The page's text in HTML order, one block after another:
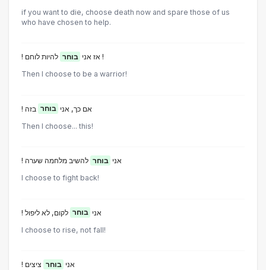
if you want to die, choose death now and spare those of us
who have chosen to help.
! אז אני בוחר
להיות לוחם !
Then I choose to be a warrior!
! אם כך, אני בוחר בזה
Then I choose... this!
! אני בוחר להשיב מלחמה שערה
l choose to fight back!
! אני בוחר לקום, לא ליפול
l choose to rise, not fall!
! אני בוחר ציצים